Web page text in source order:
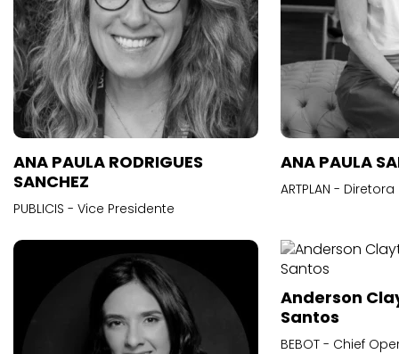
ANA PAULA RODRIGUES
SANCHEZ
PUBLICIS - Vice Presidente
ANA PAULA
ARTPLAN -
Anderson
Santos
BEBOT - Chief